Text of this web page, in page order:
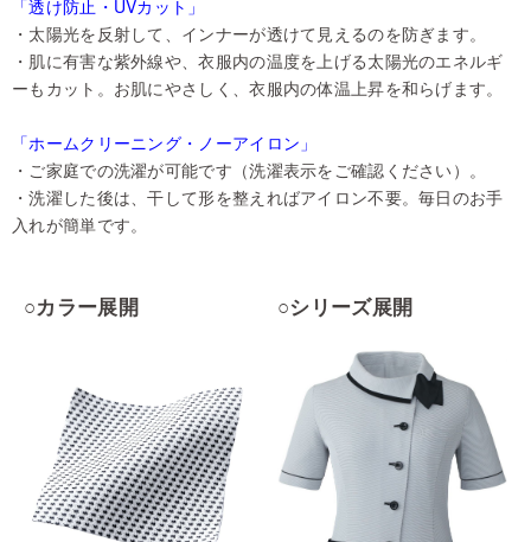
「透け防止・UVカット」
・太陽光を反射して、インナーが透けて見えるのを防ぎます。
・肌に有害な紫外線や、衣服内の温度を上げる太陽光のエネルギ
ーもカット。お肌にやさしく、衣服内の体温上昇を和らげます。
「ホームクリーニング・ノーアイロン」
・ご家庭での洗濯が可能です（洗濯表示をご確認ください）。
・洗濯した後は、干して形を整えればアイロン不要。毎日のお手
入れが簡単です。
○カラー展開 ○シリーズ展開